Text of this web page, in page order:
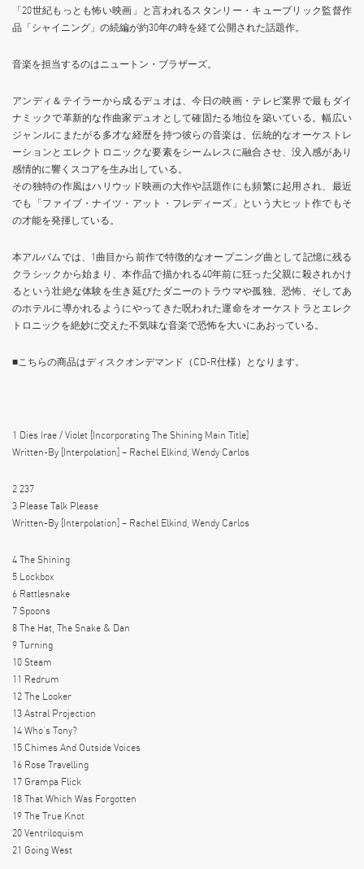
「20世紀もっとも怖い映画」と言われるスタンリー・キューブリック監督作
品「シャイニング」の続編が約30年の時を経て公開された話題作。
音楽を担当するのはニュートン・ブラザーズ。
アンディ＆テイラーから成るデュオは、今日の映画・テレビ業界で最もダイ
ナミックで革新的な作曲家デュオとして確固たる地位を築いている。幅広い
ジャンルにまたがる多才な経歴を持つ彼らの音楽は、伝統的なオーケストレ
ーションとエレクトロニックな要素をシームレスに融合させ、没入感があり
感情的に響くスコアを生み出している。
その独特の作風はハリウッド映画の大作や話題作にも頻繁に起用され、最近
でも「ファイブ・ナイツ・アット・フレディーズ」という大ヒット作でもそ
の才能を発揮している。
本アルバムでは、1曲目から前作で特徴的なオープニング曲として記憶に残る
クラシックから始まり、本作品で描かれる40年前に狂った父親に殺されかけ
るという壮絶な体験を生き延びたダニーのトラウマや孤独、恐怖、そしてあ
のホテルに導かれるようにやってきた呪われた運命をオーケストラとエレク
トロニックを絶妙に交えた不気味な音楽で恐怖を大いにあおっている。
■こちらの商品はディスクオンデマンド（CD-R仕様）となります。
1 Dies Irae / Violet [Incorporating The Shining Main Title]
Written-By [Interpolation] – Rachel Elkind, Wendy Carlos
2 237
3 Please Talk Please
Written-By [Interpolation] – Rachel Elkind, Wendy Carlos
4 The Shining
5 Lockbox
6 Rattlesnake
7 Spoons
8 The Hat, The Snake & Dan
9 Turning
10 Steam
11 Redrum
12 The Looker
13 Astral Projection
14 Who’s Tony?
15 Chimes And Outside Voices
16 Rose Travelling
17 Grampa Flick
18 That Which Was Forgotten
19 The True Knot
20 Ventriloquism
21 Going West